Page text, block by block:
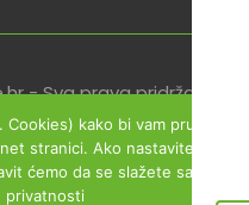
- Sva prava pridržana
Zaštita podataka
plaćanja
kako bi vam pružili
stranici. Ako nastavite
ćemo da se slažete sa
privatnosti